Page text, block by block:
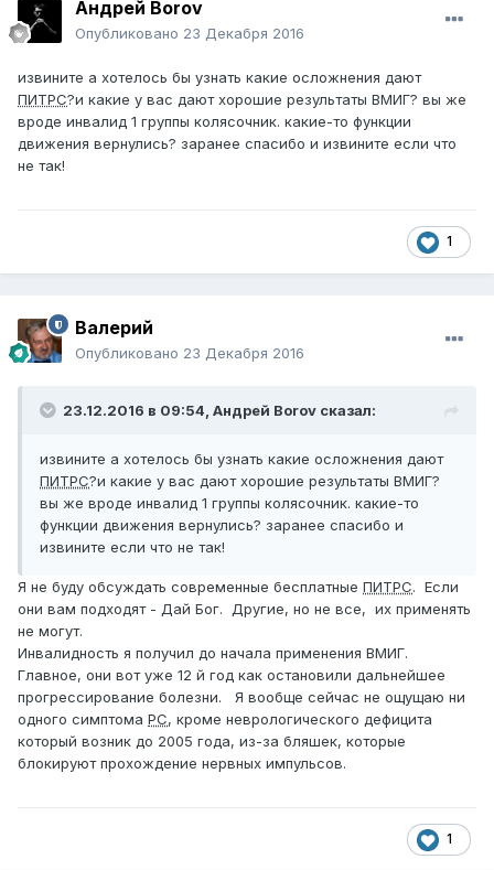
Андрей Borov
Опубликовано 23 Декабря 2016
извините а хотелось бы узнать какие осложнения дают
ПИТРС?и какие у вас дают хорошие результаты ВМИГ? вы же
вроде инвалид 1 группы колясочник. какие-то функции
движения вернулись? заранее спасибо и извините если что
не так!
1
Валерий
Опубликовано 23 Декабря 2016
23.12.2016 в 09:54, Андрей Borov сказал:
извините а хотелось бы узнать какие осложнения дают
ПИТРС?и какие у вас дают хорошие результаты ВМИГ?
вы же вроде инвалид 1 группы колясочник. какие-то
функции движения вернулись? заранее спасибо и
извините если что не так!
Я не буду обсуждать современные бесплатные ПИТРС. Если
они вам подходят - Дай Бог. Другие, но не все, их применять
не могут.
Инвалидность я получил до начала применения ВМИГ.
Главное, они вот уже 12 й год как остановили дальнейшее
прогрессирование болезни. Я вообще сейчас не ощущаю ни
одного симптома РС, кроме неврологического дефицита
который возник до 2005 года, из-за бляшек, которые
блокируют прохождение нервных импульсов.
1